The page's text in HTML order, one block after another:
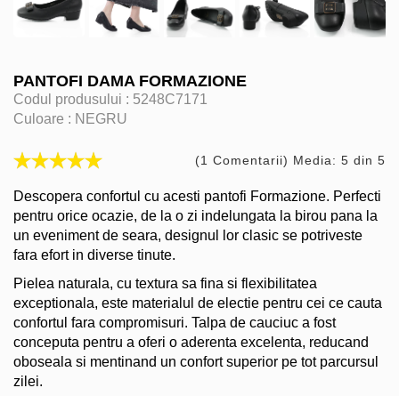
PANTOFI DAMA FORMAZIONE
Codul produsului : 5248C7171
Culoare : NEGRU
(1 Comentarii) Media: 5 din 5
Descopera confortul cu acesti pantofi Formazione. Perfecti
pentru orice ocazie, de la o zi indelungata la birou pana la
un eveniment de seara, designul lor clasic se potriveste
fara efort in diverse tinute.
Pielea naturala, cu textura sa fina si flexibilitatea
exceptionala, este materialul de electie pentru cei ce cauta
confortul fara compromisuri. Talpa de cauciuc a fost
conceputa pentru a oferi o aderenta excelenta, reducand
oboseala si mentinand un confort superior pe tot parcursul
zilei.